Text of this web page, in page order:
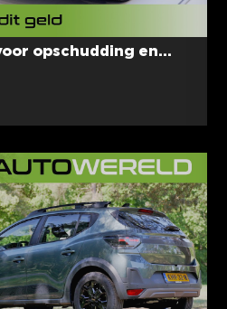
opschudding en...